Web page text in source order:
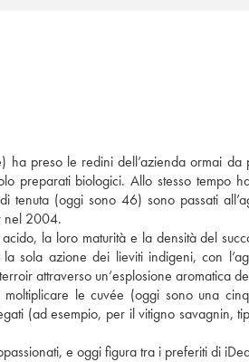
ha preso le redini dell’azienda ormai
preparati biologici. Allo stesso tempo
(oggi sono 46) sono passati
nel 2004.
la loro maturità e la densità del
sola azione dei lieviti indigeni, con
attraverso un’esplosione aromatica
le cuvée (oggi sono una
(ad esempio, per il vitigno savagnin,
e oggi figura tra i preferiti di